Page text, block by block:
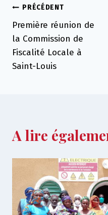
Navigation
de
l’article
PRÉCÉDENT
Première réunion de
la Commission de
Fiscalité Locale à
Saint-Louis
A lire